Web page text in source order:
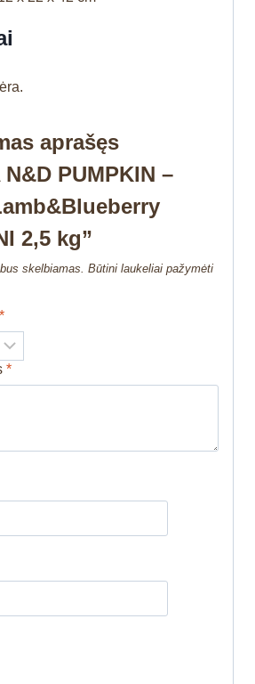
aprašęs
N&D PUMPKIN –
2,5 kg”
skelbiamas. Būtini laukeliai pažymėti
*
*